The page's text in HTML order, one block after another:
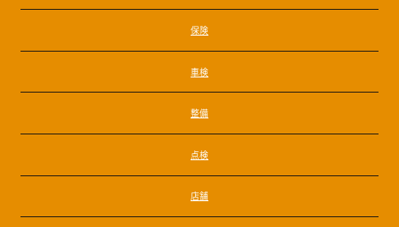
保険
車検
整備
点検
店舗